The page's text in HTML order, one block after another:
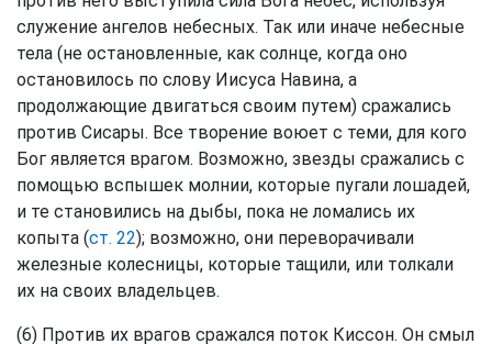
служение ангелов небесных. Так или иначе небесные
тела (не остановленные, как солнце, когда оно
остановилось по слову Иисуса Навина, а
продолжающие двигаться своим путем) сражались
против Сисары. Все творение воюет с теми, для кого
Бог является врагом. Возможно, звезды сражались с
помощью вспышек молнии, которые пугали лошадей,
и те становились на дыбы, пока не ломались их
копыта (ст. 22); возможно, они переворачивали
железные колесницы, которые тащили, или толкали
их на своих владельцев.
(6) Против их врагов сражался поток Киссон. Он смыл